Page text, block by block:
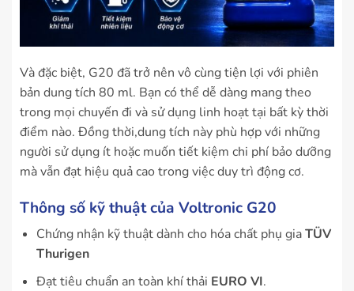
Và đặc biệt, G20 đã trở nên vô cùng tiện lợi với phiên
bản dung tích 80 ml. Bạn có thể dễ dàng mang theo
trong mọi chuyến đi và sử dụng linh hoạt tại bất kỳ thời
điểm nào. Đồng thời,dung tích này phù hợp với những
người sử dụng ít hoặc muốn tiết kiệm chi phí bảo dưỡng
mà vẫn đạt hiệu quả cao trong việc duy trì động cơ.
Thông số kỹ thuật của Voltronic G20
Chứng nhận kỹ thuật dành cho hóa chất phụ giaTÜV
Thurigen
Đạt tiêu chuẩn an toàn khí thải EURO VI.